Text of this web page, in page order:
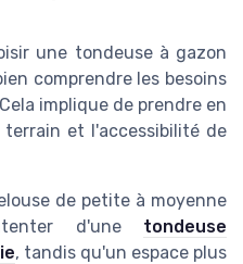
une tondeuse à gazon
comprendre les besoins
implique de prendre en
et l'accessibilité de
de petite à moyenne
d'une tondeuse
, tandis qu'un espace plus